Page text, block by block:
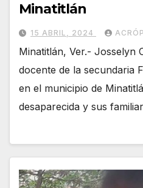
Minatitlán
15 ABRIL, 2024
Minatitlán, Ver.- Josselyn
docente de la secundaria
en el municipio de
desaparecida y sus